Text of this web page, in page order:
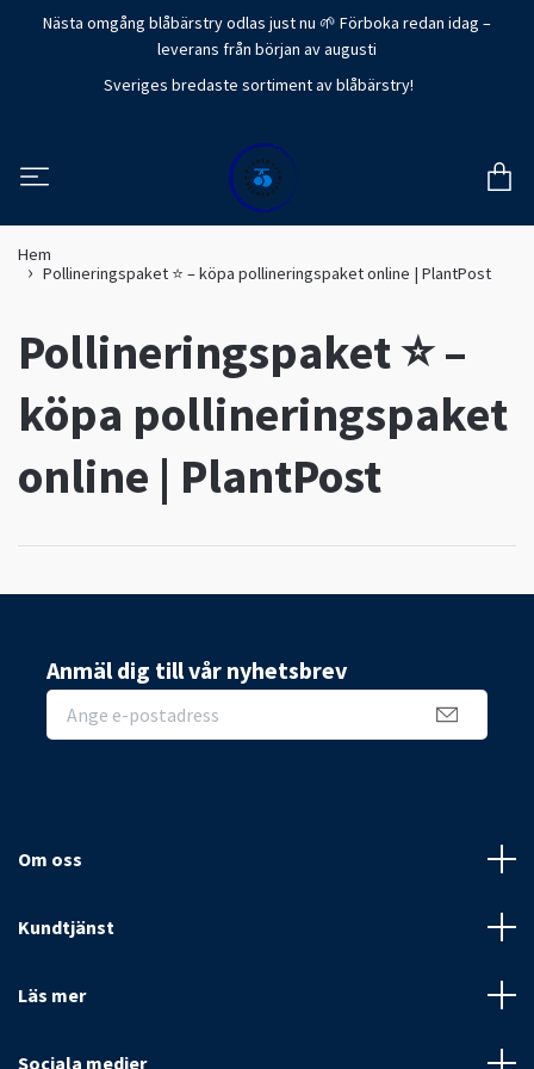
Nästa omgång blåbärstry odlas just nu 🌱 Förboka redan idag –
leverans från början av augusti
Sveriges bredaste sortiment av blåbärstry!
Hem
Pollineringspaket ⭐ – köpa pollineringspaket online | PlantPost
Pollineringspaket ⭐ –
köpa pollineringspaket
online | PlantPost
Anmäl dig till vår nyhetsbrev
Om oss
Kundtjänst
Läs mer
Sociala medier